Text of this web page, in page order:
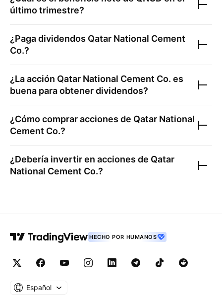
último trimestre?
¿Paga dividendos Qatar National Cement
Co.?
¿La acción Qatar National Cement Co. es
buena para obtener dividendos?
¿Cómo comprar acciones de Qatar National
Cement Co.?
¿Debería invertir en acciones de Qatar
National Cement Co.?
HECHO POR HUMANOS
Español